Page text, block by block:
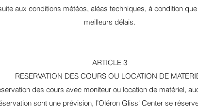
aux conditions météos, aléas techniques, à condition
meilleurs délais.
ARTICLE 3
RESERVATION DES COURS OU LOCATION DE
des cours avec moniteur ou location de matériel,
sont une prévision, l’Oléron Gliss' Center se